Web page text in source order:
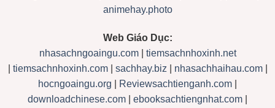
animehay.photo
Web Giáo Dục:
nhasachngoaingu.com| tiemsachnhoxinh.net
tiemsachnhoxinh.com| sachhay.biz nhasachhaihau.com|
hocngoaingu.org
Reviewsachtienganh.com
downloadchinese.com
ebooksachtiengnhat.com